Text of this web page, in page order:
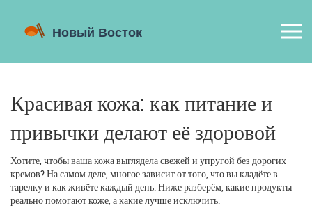
Красивая кожа: как питание и
привычки делают её здоровой
Хотите, чтобы ваша кожа выглядела свежей и упругой без дорогих
кремов? На самом деле, многое зависит от того, что вы кладёте в
тарелку и как живёте каждый день. Ниже разберём, какие продукты
реально помогают коже, а какие лучше исключить.